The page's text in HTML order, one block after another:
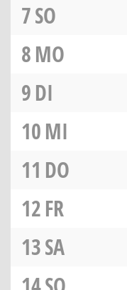
7SO
8MO
9DI
10MI
11 DO
12FR
13SA